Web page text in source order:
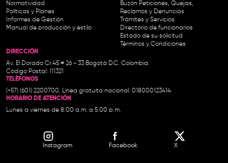
Normatividad
Políticas y Planes
Informes de Gestión
Manual de producción y estilo
Buzón Peticiones, Quejas,
Reclamos y Denuncias
Trámites y Servicios
Directorio de funcionarios
Estado de su solicitud
Términos y Condiciones
DIRECCIÓN
Av. El Dorado Cr.45 # 26 - 33 Bogotá D.C. Colombia.
Código Postal: 111321
TELÉFONOS
(+57) (601) 2200700. Línea gratuita nacional: 018000123414
HORARIO DE ATENCIÓN
Lunes a viernes de 8:00 a.m. a 5:00 p.m.
Instagram Facebook X